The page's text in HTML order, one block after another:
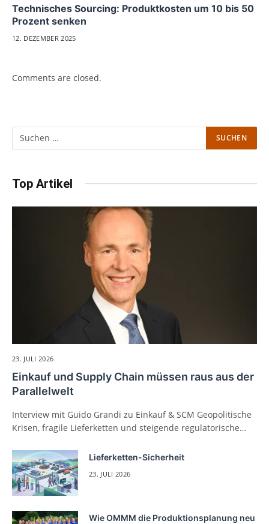
Technisches Sourcing: Produktkosten um 10 bis 50
Prozent senken
12. DEZEMBER 2025
Comments are closed.
Top Artikel
23. JULI 2026
Einkauf und Supply Chain müssen raus aus der
Parallelwelt
Interview mit Guido Grandi zu Einkauf & SCM Geopolitische
Krisen, fragile Lieferketten und steigende regulatorische…
Lieferketten-Sicherheit
23. JULI 2026
Wie OMMM die Produktionsplanung neu